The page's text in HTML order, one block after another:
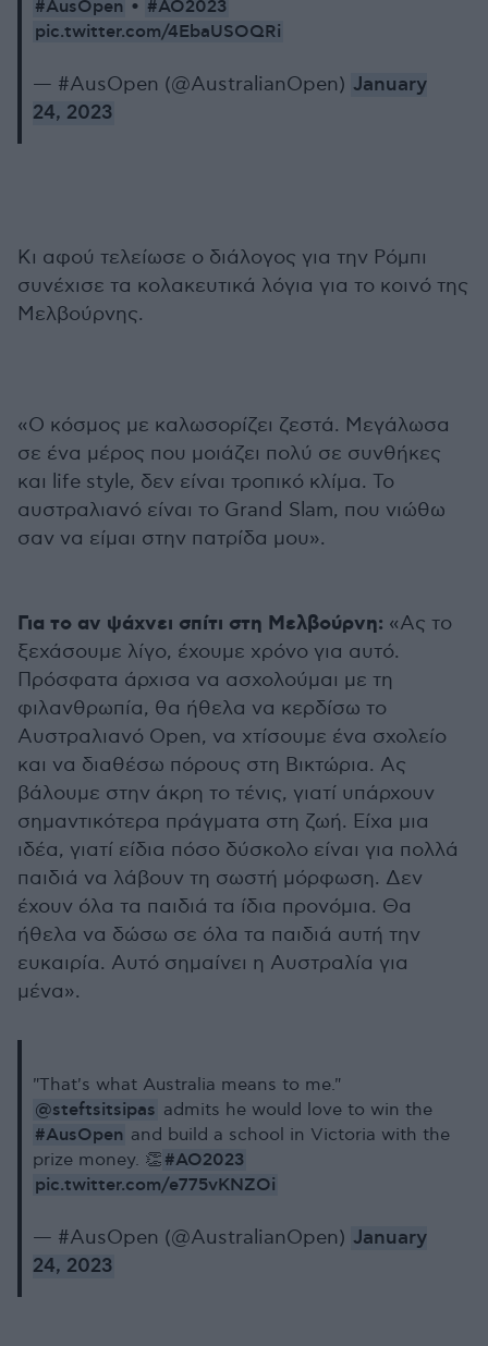
#AusOpen • #AO2023
pic.twitter.com/4EbaUSOQRi
— #AusOpen (@AustralianOpen) January
24, 2023
Κι αφού τελείωσε ο διάλογος για την Ρόμπι
συνέχισε τα κολακευτικά λόγια για το κοινό της
Μελβούρνης.
«Ο κόσμος με καλωσορίζει ζεστά. Μεγάλωσα
σε ένα μέρος που μοιάζει πολύ σε συνθήκες
και life style, δεν είναι τροπικό κλίμα. Το
αυστραλιανό είναι το Grand Slam, που νιώθω
σαν να είμαι στην πατρίδα μου».
Για το αν ψάχνει σπίτι στη Μελβούρνη: «Ας το
ξεχάσουμε λίγο, έχουμε χρόνο για αυτό.
Πρόσφατα άρχισα να ασχολούμαι με τη
φιλανθρωπία, θα ήθελα να κερδίσω το
Αυστραλιανό Open, να χτίσουμε ένα σχολείο
και να διαθέσω πόρους στη Βικτώρια. Ας
βάλουμε στην άκρη το τένις, γιατί υπάρχουν
σημαντικότερα πράγματα στη ζωή. Είχα μια
ιδέα, γιατί είδια πόσο δύσκολο είναι για πολλά
παιδιά να λάβουν τη σωστή μόρφωση. Δεν
έχουν όλα τα παιδιά τα ίδια προνόμια. Θα
ήθελα να δώσω σε όλα τα παιδιά αυτή την
ευκαιρία. Αυτό σημαίνει η Αυστραλία για
μένα».
"That's what Australia means to me."
@steftsitsipas admits he would love to win the
#AusOpen and build a school in Victoria with the
prize money. 👏 #AO2023
pic.twitter.com/e775vKNZOi
— #AusOpen (@AustralianOpen) January
24, 2023